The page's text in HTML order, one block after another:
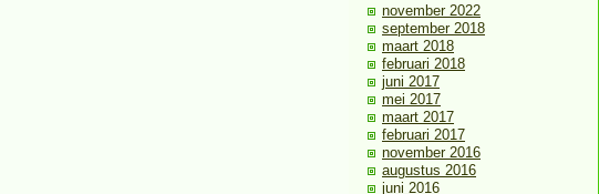
november 2022
september 2018
maart 2018
februari 2018
juni 2017
mei 2017
maart 2017
februari 2017
november 2016
augustus 2016
juni 2016